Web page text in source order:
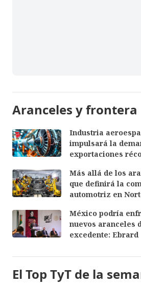
Aranceles y frontera
Industria
impulsará la
exportaciones
Más allá de los
que definirá la
automotriz en
México podría
nuevos aranceles
excedente: Ebrard
El Top TyT de la